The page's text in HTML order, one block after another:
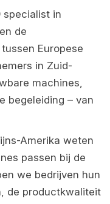
specialist in
de
Europese
in Zuid-
machines,
begeleiding – van
Amerika weten
passen bij de
we bedrijven hun
de productkwaliteit